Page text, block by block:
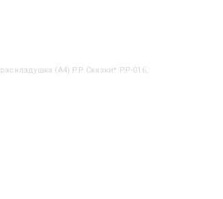
(А4) РР Сказки* РР-016,